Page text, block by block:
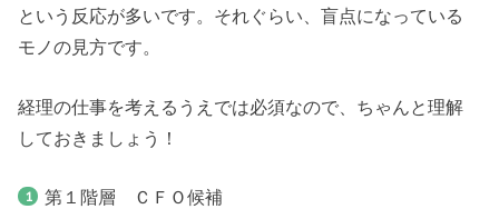
という反応が多いです。それぐらい、盲点になっている
モノの見方です。
経理の仕事を考えるうえでは必須なので、ちゃんと理解
しておきましょう！
第１階層 ＣＦＯ候補